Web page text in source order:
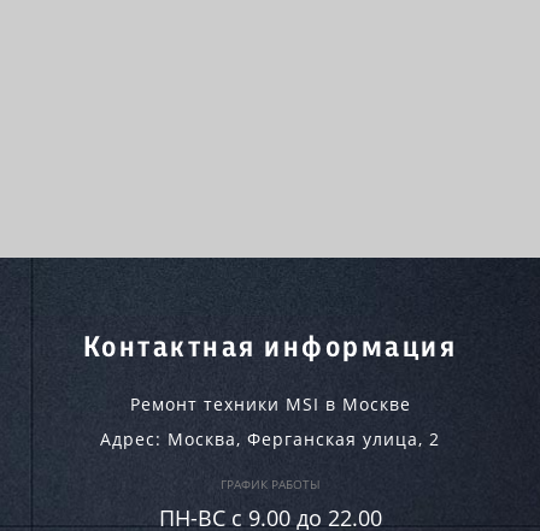
Контактная информация
Ремонт техники MSI в Москве
Адрес: Москва, Ферганская улица, 2
ГРАФИК РАБОТЫ
ПН-ВC c 9.00 до 22.00